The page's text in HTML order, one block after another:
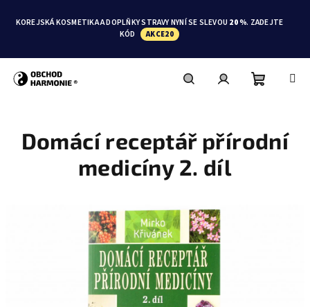
KOREJSKÁ KOSMETIKA A DOPLŇKY STRAVY NYNÍ SE SLEVOU 20 %. ZADEJTE
KÓD
AKCE20
košík
Domácí receptář přírodní
medicíny 2. díl